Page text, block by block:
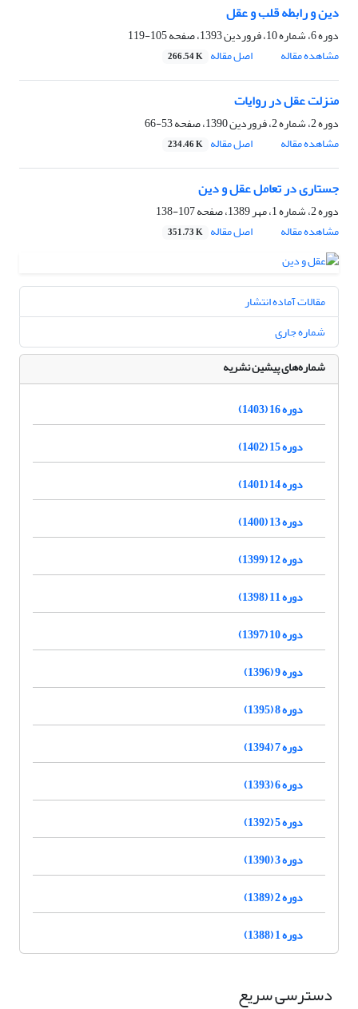
دین و رابطه قلب و عقل
دوره 6، شماره 10، فروردین 1393، صفحه
105-119
مشاهده مقاله
اصل مقاله 266.54 K
منزلت عقل در روایات
دوره 2، شماره 2، فروردین 1390، صفحه
53-66
مشاهده مقاله
اصل مقاله 234.46 K
جستاری در تعامل عقل و دین
دوره 2، شماره 1، مهر 1389، صفحه
107-138
مشاهده مقاله
اصل مقاله 351.73 K
مقالات آماده انتشار
شماره جاری
شماره‌های پیشین نشریه
دوره 16 (1403)
دوره 15 (1402)
دوره 14 (1401)
دوره 13 (1400)
دوره 12 (1399)
دوره 11 (1398)
دوره 10 (1397)
دوره 9 (1396)
دوره 8 (1395)
دوره 7 (1394)
دوره 6 (1393)
دوره 5 (1392)
دوره 3 (1390)
دوره 2 (1389)
دوره 1 (1388)
دسترسی سریع